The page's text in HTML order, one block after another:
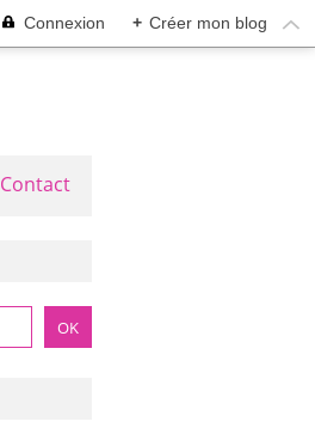
Connexion + Créer mon blog
Contact